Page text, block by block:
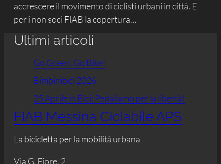
accrescere il movimento di ciclisti urbani in città. E
per i non soci FIAB la copertura…
Ultimi articoli
Go Green, Go Bike!
Bimbimbici 2026
25 Aprile in Bici: Pedaliamo per la libertà!
FIAB Messina Ciclabile APS
La bicicletta per la mobilità urbana
Via G. Fiore, 2